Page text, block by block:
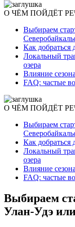
О ЧЁМ ПОЙДЁТ
Выбираем
Как добраться
Локальный
озера
Влияние
FAQ: частые
О ЧЁМ ПОЙДЁТ
Выбираем
Как добраться
Локальный
озера
Влияние
FAQ: частые
Выбираем
Улан-Удэ